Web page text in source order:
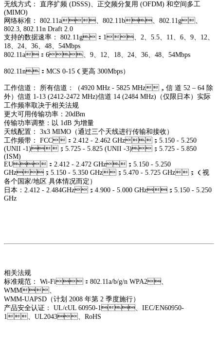
无线方式： 直序扩频 (DSSS)、正交频分复用 (OFDM) 和空间多工
(MIMO)
网络标准： 802.11a、802.11b、802.11g、
802.3, 802.11n Draft 2.0
支持的数据速率： 802.11g：1、2、5.5、11、6、9、12、
18、 24、36、48、54Mbps
802.11a：6、9、12、18、24、36、48、 54Mbps
802.11n：MCS 0-15（更高 300Mbps）
工作信道： 所有信道：（4920 MHz - 5825 MHz，信 道 52 – 64 除
外） 信道 1-13 (2412-2472 MHz)信道 14 (2484 MHz)（仅限日本） 实际
工作频率取决于相关法规
更大可用传输功率：20dBm
传输功率调整：以 1dB 为增量
天线配置： 3x3 MIMO（通过三个天线进行传输和接收）
工作频带： FCC：2.412 - 2.462 GHz；5.150 - 5.250
(UNII -1)；5.725 - 5.825 (UNII -3)；5.725 - 5.850
(ISM)
EU：2.412 - 2.472 GHz；5.150 - 5.250
GHz；5.150 - 5.350 GHz；5.470 - 5.725 GHz；（视
各个国家/地区 具体情况而定）
日本：2.412 - 2.484GHz；4.900 - 5.000 GHz；5.150 - 5.250
GHz
相关法规
标准规范： Wi-Fi：802.11a/b/g/n WPA2、
WMM、
WMM-UAPSD（计划 2008 年第 2 季度施行）
产品安全认证： UL/cUL 60950-1、IEC/EN60950-
1、 UL2043、RoHS